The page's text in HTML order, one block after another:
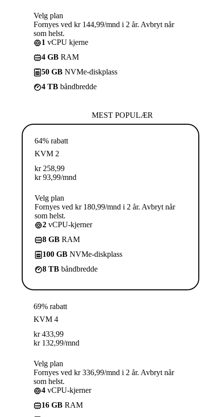
Velg plan
Fornyes ved kr 144,99/mnd i 2 år. Avbryt når
som helst.
1 vCPU kjerne
4 GB RAM
50 GB NVMe-diskplass
4 TB båndbredde
MEST POPULÆR
64% rabatt
KVM 2
kr 258,99
kr 93,99/mnd
Velg plan
Fornyes ved kr 180,99/mnd i 2 år. Avbryt når
som helst.
2 vCPU-kjerner
8 GB RAM
100 GB NVMe-diskplass
8 TB båndbredde
69% rabatt
KVM 4
kr 433,99
kr 132,99/mnd
Velg plan
Fornyes ved kr 336,99/mnd i 2 år. Avbryt når
som helst.
4 vCPU-kjerner
16 GB RAM